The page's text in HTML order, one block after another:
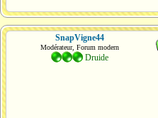
SnapVigne44
Modérateur, Forum modern
Druide